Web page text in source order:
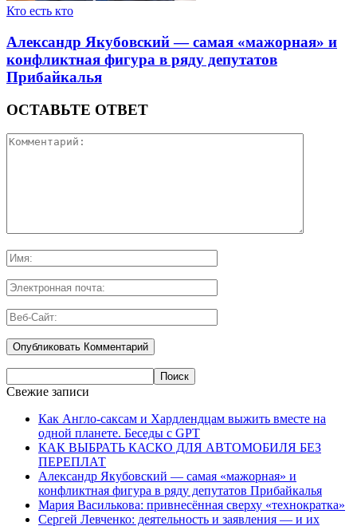
Кто есть кто
Александр Якубовский — самая «мажорная» и
конфликтная фигура в ряду депутатов
Прибайкалья
ОСТАВЬТЕ ОТВЕТ
Свежие записи
Как Англо-саксам и Хардлендцам выжить вместе на
одной планете. Беседы с GPT
КАК ВЫБРАТЬ КАСКО ДЛЯ АВТОМОБИЛЯ БЕЗ
ПЕРЕПЛАТ
Александр Якубовский — самая «мажорная» и
конфликтная фигура в ряду депутатов Прибайкалья
Мария Василькова: привнесённая сверху «технократка»
Сергей Левченко: деятельность и заявления — и их